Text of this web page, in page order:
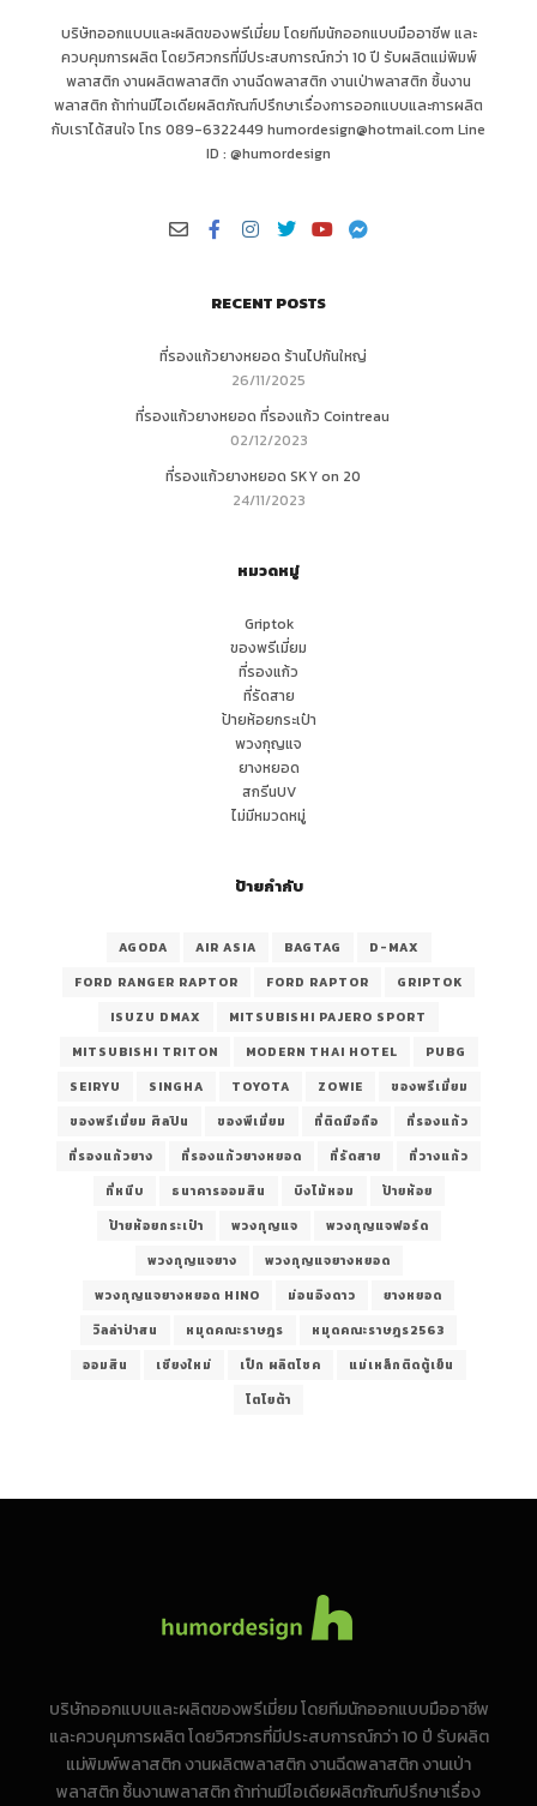
บริษัทออกแบบและผลิตของพรีเมี่ยม โดยทีมนักออกแบบมืออาชีพ และ
ควบคุมการผลิต โดยวิศวกรที่มีประสบการณ์กว่า 10 ปี รับผลิตแม่พิมพ์
พลาสติก งานผลิตพลาสติก งานฉีดพลาสติก งานเป่าพลาสติก ชิ้นงาน
พลาสติก ถ้าท่านมีไอเดียผลิตภัณฑ์ปรึกษาเรื่องการออกแบบและการผลิต
กับเราได้สนใจ โทร 089-6322449 humordesign@hotmail.com Line
ID : @humordesign
RECENT POSTS
ที่รองแก้วยางหยอด ร้านไปกันใหญ่
26/11/2025
ที่รองแก้วยางหยอด ที่รองแก้ว Cointreau
02/12/2023
ที่รองแก้วยางหยอด SKY on 20
24/11/2023
หมวดหมู่
Griptok
ของพรีเมี่ยม
ที่รองแก้ว
ที่รัดสาย
ป้ายห้อยกระเป๋า
พวงกุญแจ
ยางหยอด
สกรีนUV
ไม่มีหมวดหมู่
ป้ายกำกับ
AGODA AIR ASIA BAGTAG
D-MAX
FORD RANGER RAPTOR
FORD RAPTOR
GRIPTOK
ISUZU DMAX
MITSUBISHI PAJERO SPORT
MITSUBISHI TRITON
MODERN THAI HOTEL
PUBG
SEIRYU
SINGHA TOYOTA ZOWIE
ของพรีเมี่ยม
ของพรีเมี่ยม ศิลปิน
ของพีเมี่ยม ที่ติดมือถือ
ที่รองแก้ว
ที่รองแก้วยาง
ที่รองแก้วยางหยอด ที่รัดสาย
ที่วางแก้ว
ที่หนีบ
ธนาคารออมสิน บึงไม้หอม
ป้ายห้อย
ป้ายห้อยกระเป๋า
พวงกุญแจ
พวงกุญแจฟอร์ด
พวงกุญแจยาง
พวงกุญแจยางหยอด
พวงกุญแจยางหยอด HINO
ม่อนอิงดาว
ยางหยอด
วิลล่าป่าสน
หมุดคณะราษฎร
หมุดคณะราษฎร2563
ออมสิน
เชียงใหม่ เป็ก ผลิตโชค
แม่เหล็กติดตู้เย็น
โตโยต้า
บริษัทออกแบบและผลิตของพรีเมี่ยม โดยทีมนักออกแบบมืออาชีพ
และควบคุมการผลิต โดยวิศวกรที่มีประสบการณ์กว่า 10 ปี รับผลิต
แม่พิมพ์พลาสติก งานผลิตพลาสติก งานฉีดพลาสติก งานเป่า
พลาสติก ชิ้นงานพลาสติก ถ้าท่านมีไอเดียผลิตภัณฑ์ปรึกษาเรื่อง